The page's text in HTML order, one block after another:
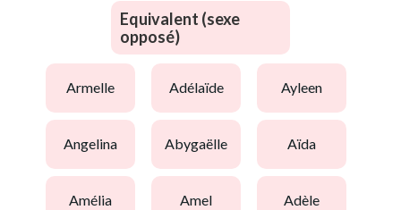
Equivalent (sexe
opposé)
armelle adélaïde ayleen
angelina abygaëlle aïda
amélia amel adèle